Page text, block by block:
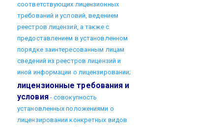
соответствующих лицензионных
требований и условий, ведением
реестров лицензий, а также с
предоставлением в установленном
порядке заинтересованным лицам
сведений из реестров лицензий и
иной информации о лицензировании;
лицензионные требования и
условия- совокупность
установленных положениями о
лицензировании конкретных видов